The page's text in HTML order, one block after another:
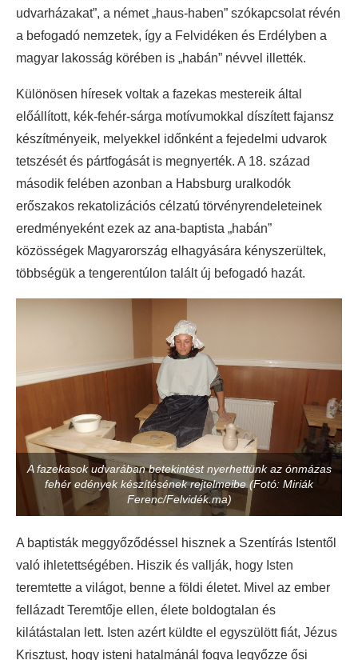
udvarházakat”, a német „haus-haben” szókapcsolat révén
a befogadó nemzetek, így a Felvidéken és Erdélyben a
magyar lakosság körében is „habán” névvel illették.
Különösen híresek voltak a fazekas mestereik által
előállított, kék-fehér-sárga motívumokkal díszített fajansz
készítményeik, melyekkel időnként a fejedelmi udvarok
tetszését és pártfogását is megnyerték. A 18. század
második felében azonban a Habsburg uralkodók
erőszakos rekatolizációs célzatú törvényrendeleteinek
eredményeként ezek az ana-baptista „habán”
közösségek Magyarország elhagyására kényszerültek,
többségük a tengerentúlon talált új befogadó hazát.
A fazekasok udvarában betekintést nyerhettünk az ónmázas
fehér edények készítésének rejtelmeibe (Fotó: Miriák
Ferenc/Felvidék.ma)
A baptisták meggyőződéssel hisznek a Szentírás Istentől
való ihletettségében. Hiszik és vallják, hogy Isten
teremtette a világot, benne a földi életet. Mivel az ember
fellázadt Teremtője ellen, élete boldogtalan és
kilátástalan lett. Isten azért küldte el egyszülött fiát, Jézus
Krisztust, hogy isteni hatalmánál fogva legyőzze ősi